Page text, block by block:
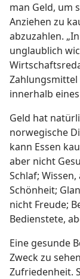
man Geld, um
Anziehen zu
abzuzahlen.
unglaublich
Zahlungsmittel
innerhalb
Geld hat
norwegische
kann Essen
aber nicht
Schlaf;
Schönheit;
nicht Freude;
Bedienstete,
Eine gesunde
Zweck zu
Zufriedenheit.